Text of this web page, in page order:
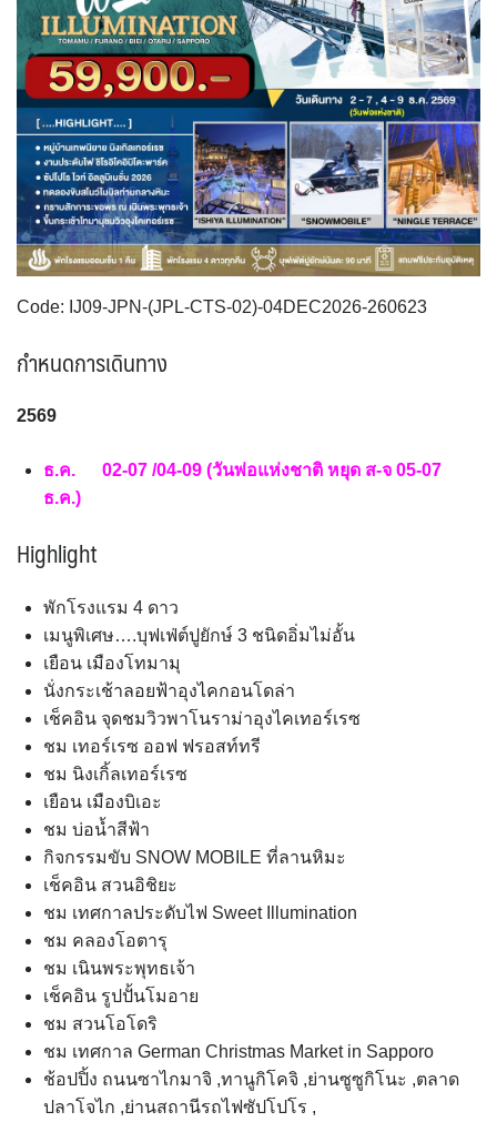
0 10
TJK ทาจิกิสถาน 1 TKM เติร์กเมนิสถาน 1
ARE ดูไบ, UAE 0 UZB อุซเบกิสถาน 4
ตะวันออกกลาง 0 YEM เยเมน 0
VNM เวียดนาม 35
จอร์แดน - อียิปต์ 4
NLD เนเธอร์แลนด์ 0 NOR นอร์เวย์ 3
POL โปแลนด์ 3 PRT โปรตุเกส 3
RUS รัสเซีย 3 สแกนดิเนเวีย 7
ESP สเปน 4
SVN สโลวิเนีย 2 CHE สวิตเซอร์แลนด์ 8
TUR ตุรเคีย 13 UKR ยูเครน 0
UK อังกฤษ+สหราชอาณาจักร
9
เบลเยี่ยม เนเธอร์แลนด์ ลักเซม
ร์ก (BENELUX)
บัลแกเรีย โรมาเนีย
จอร์เจีย อาร์เมเนีย
อิตาลี สวิส ฝรั่งเศส
Code: IJ09-JPN-(JPL-CTS-02)-04DEC2026-260623
กำหนดการเดินทาง
2569
ธ.ค. 02-07 /04-09 (วันพ่อแห่งชาติ หยุด ส-จ 05-07
ธ.ค.)
Highlight
พักโรงแรม 4 ดาว
เมนูพิเศษ….บุฟเฟ่ต์ปูยักษ์ 3 ชนิดอิ่มไม่อั้น
เยือน เมืองโทมามุ
นั่งกระเช้าลอยฟ้าอุงไคกอนโดล่า
เช็คอิน จุดชมวิวพาโนราม่าอุงไคเทอร์เรซ
ชม เทอร์เรซ ออฟ ฟรอสท์ทรี
ชม นิงเกิ้ลเทอร์เรซ
เยือน เมืองบิเอะ
ชม บ่อน้ำสีฟ้า
กิจกรรมขับ SNOW MOBILE ที่ลานหิมะ
เช็คอิน สวนอิชิยะ
ชม เทศกาลประดับไฟ Sweet Illumination
ชม คลองโอตารุ
ชม เนินพระพุทธเจ้า
เช็คอิน รูปปั้นโมอาย
ชม สวนโอโดริ
ชม เทศกาล German Christmas Market in Sapporo
ช้อปปิ้ง ถนนซาไกมาจิ ,ทานูกิโคจิ ,ย่านซูซูกิโนะ ,ตลาด
ปลาโจไก ,ย่านสถานีรถไฟซัปโปโร ,